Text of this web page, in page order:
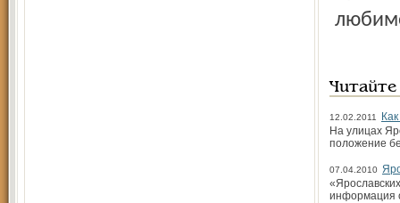
12.02.2011
На улицах
положение
07.04.2010
информация